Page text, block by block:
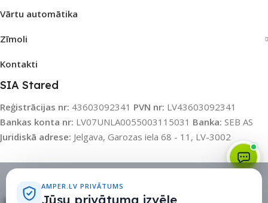
Vārtu automātika
Zīmoli
Kontakti
SIA Stared
Reģistrācijas nr: 43603092341 PVN nr: LV43603092341
Bankas konta nr: LV07UNLA0055003115031 Banka: SEB AS
Juridiskā adrese: Jelgava, Garozas iela 68 - 11, LV-3002
AMPER.LV PRIVĀTUMS
Jūsu privātuma izvēle